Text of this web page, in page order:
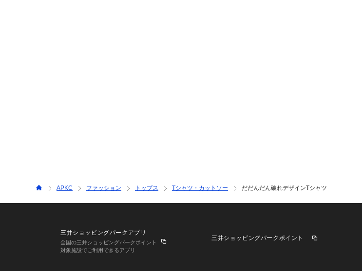
APKC ファッション トップス Tシャツ・カットソー だだんだん破れデザインTシャツ
三井ショッピングパークアプリ
全国の三井ショッピングパークポイント
対象施設でご利用できるアプリ
三井ショッピングパークポイント